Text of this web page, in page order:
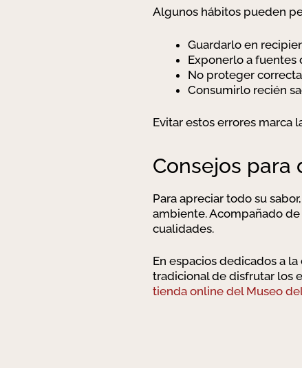
Algunos hábitos pueden
Guardarlo en
Exponerlo a fuentes
No proteger
Consumirlo recién
Evitar estos errores marca
Consejos
Para apreciar todo su
ambiente. Acompañado
cualidades.
En espacios dedicados a
tradicional de disfrutar los
tienda online del Museo